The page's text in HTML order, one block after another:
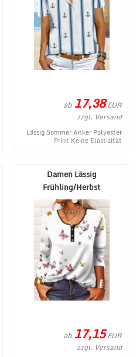
ab 17,38EUR
zzgl. Versand
Lässig Sommer Anker Polyester
Print Keine Elastizität
Damen Lässig
Frühling/Herbst
Schmetterling Print
Mikroelastizitä ...
ab 17,15EUR
zzgl. Versand